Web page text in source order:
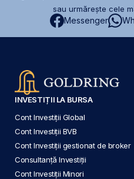
sau urmărește cele
Messenger
INVESTIȚII LA BURSA
Cont Investiții Global
Cont Investiții BVB
Cont Investiții gestionat de broker
Consultanță Investiții
Cont Investiții Minori